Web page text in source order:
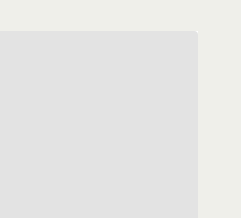
où sont nées